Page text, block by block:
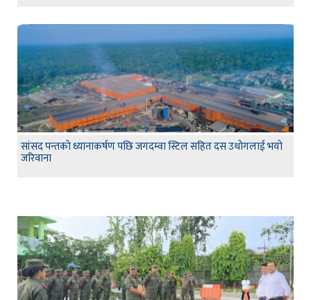
सांसद पन्तकाे ध्यानाकर्षण पछि जगदम्वा स्टिल सहित दस उधाेगलाई भयाे
जरिवाना